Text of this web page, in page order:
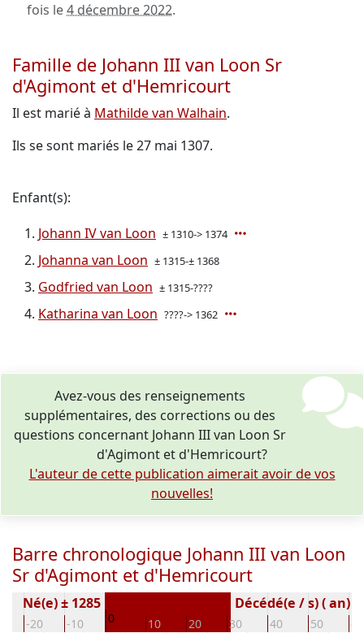
fois le4 décembre 2022.
Famille de Johann III van Loon Sr
d'Agimont et d'Hemricourt
Il est marié à Mathilde van Walhain.
Ils se sont mariés le 27 mai 1307.
Enfant(s):
Johann IV van Loon ± 1310-> 1374
Johanna van Loon ± 1315-± 1368
Godfried van Loon ± 1315-????
Katharina van Loon ????-> 1362
Avez-vous des renseignements
supplémentaires, des corrections ou des
questions concernant Johann III van Loon Sr
d'Agimont et d'Hemricourt?
L'auteur de cette publication aimerait avoir de vos
nouvelles!
Barre chronologique Johann III van Loon
Sr d'Agimont et d'Hemricourt
-20 -10 0 10 20 30 40 50
Né(e) ± 1285 Décédé(e / s) ( an)